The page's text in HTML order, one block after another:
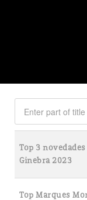
Top 3
Ginebra 2023
Top Marques